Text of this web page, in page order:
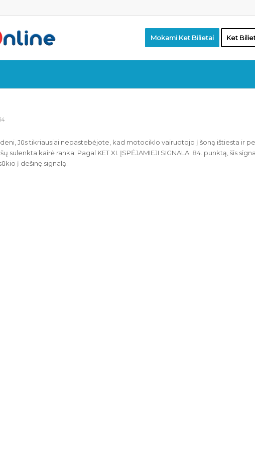
Mokami Ket Bilietai Ket
Jūs tikriausiai nepastebėjote, kad motociklo vairuotojo į šoną ištiesta ir
sulenkta kairė ranka. Pagal KET XI. ĮSPĖJAMIEJI SIGNALAI 84. punktą, šis
į dešinę signalą.